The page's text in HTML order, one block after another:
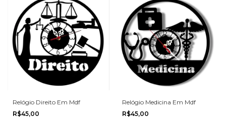
Relógio Direito Em Mdf
R$45,00
Relógio Medicina Em Mdf
R$45,00